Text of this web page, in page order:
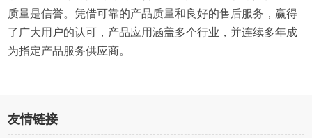
质量是信誉。凭借可靠的产品质量和良好的售后服务，赢得
了广大用户的认可，产品应用涵盖多个行业，并连续多年成
为指定产品服务供应商。
友情链接